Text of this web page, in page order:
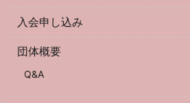
入会申し込み
団体概要
Q&A